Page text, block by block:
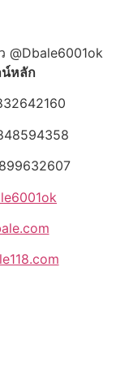
@Dbale6001ok
หลัก